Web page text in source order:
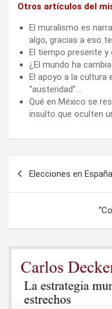
Otros artículos del
El muralismo es
algo, gracias a eso
El tiempo presente y
¿El mundo ha
El apoyo a la cultura
“austeridad”…
Qué en México se
insulto que oculten
Elecciones en